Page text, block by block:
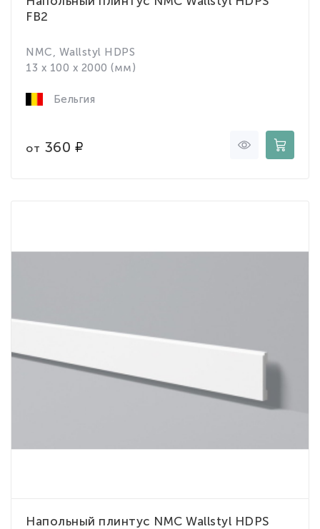
FB2
NMC, Wallstyl HDPS
13 x 100 x 2000 (мм)
Бельгия
от 360
Напольный плинтус NMC Wallstyl HDPS